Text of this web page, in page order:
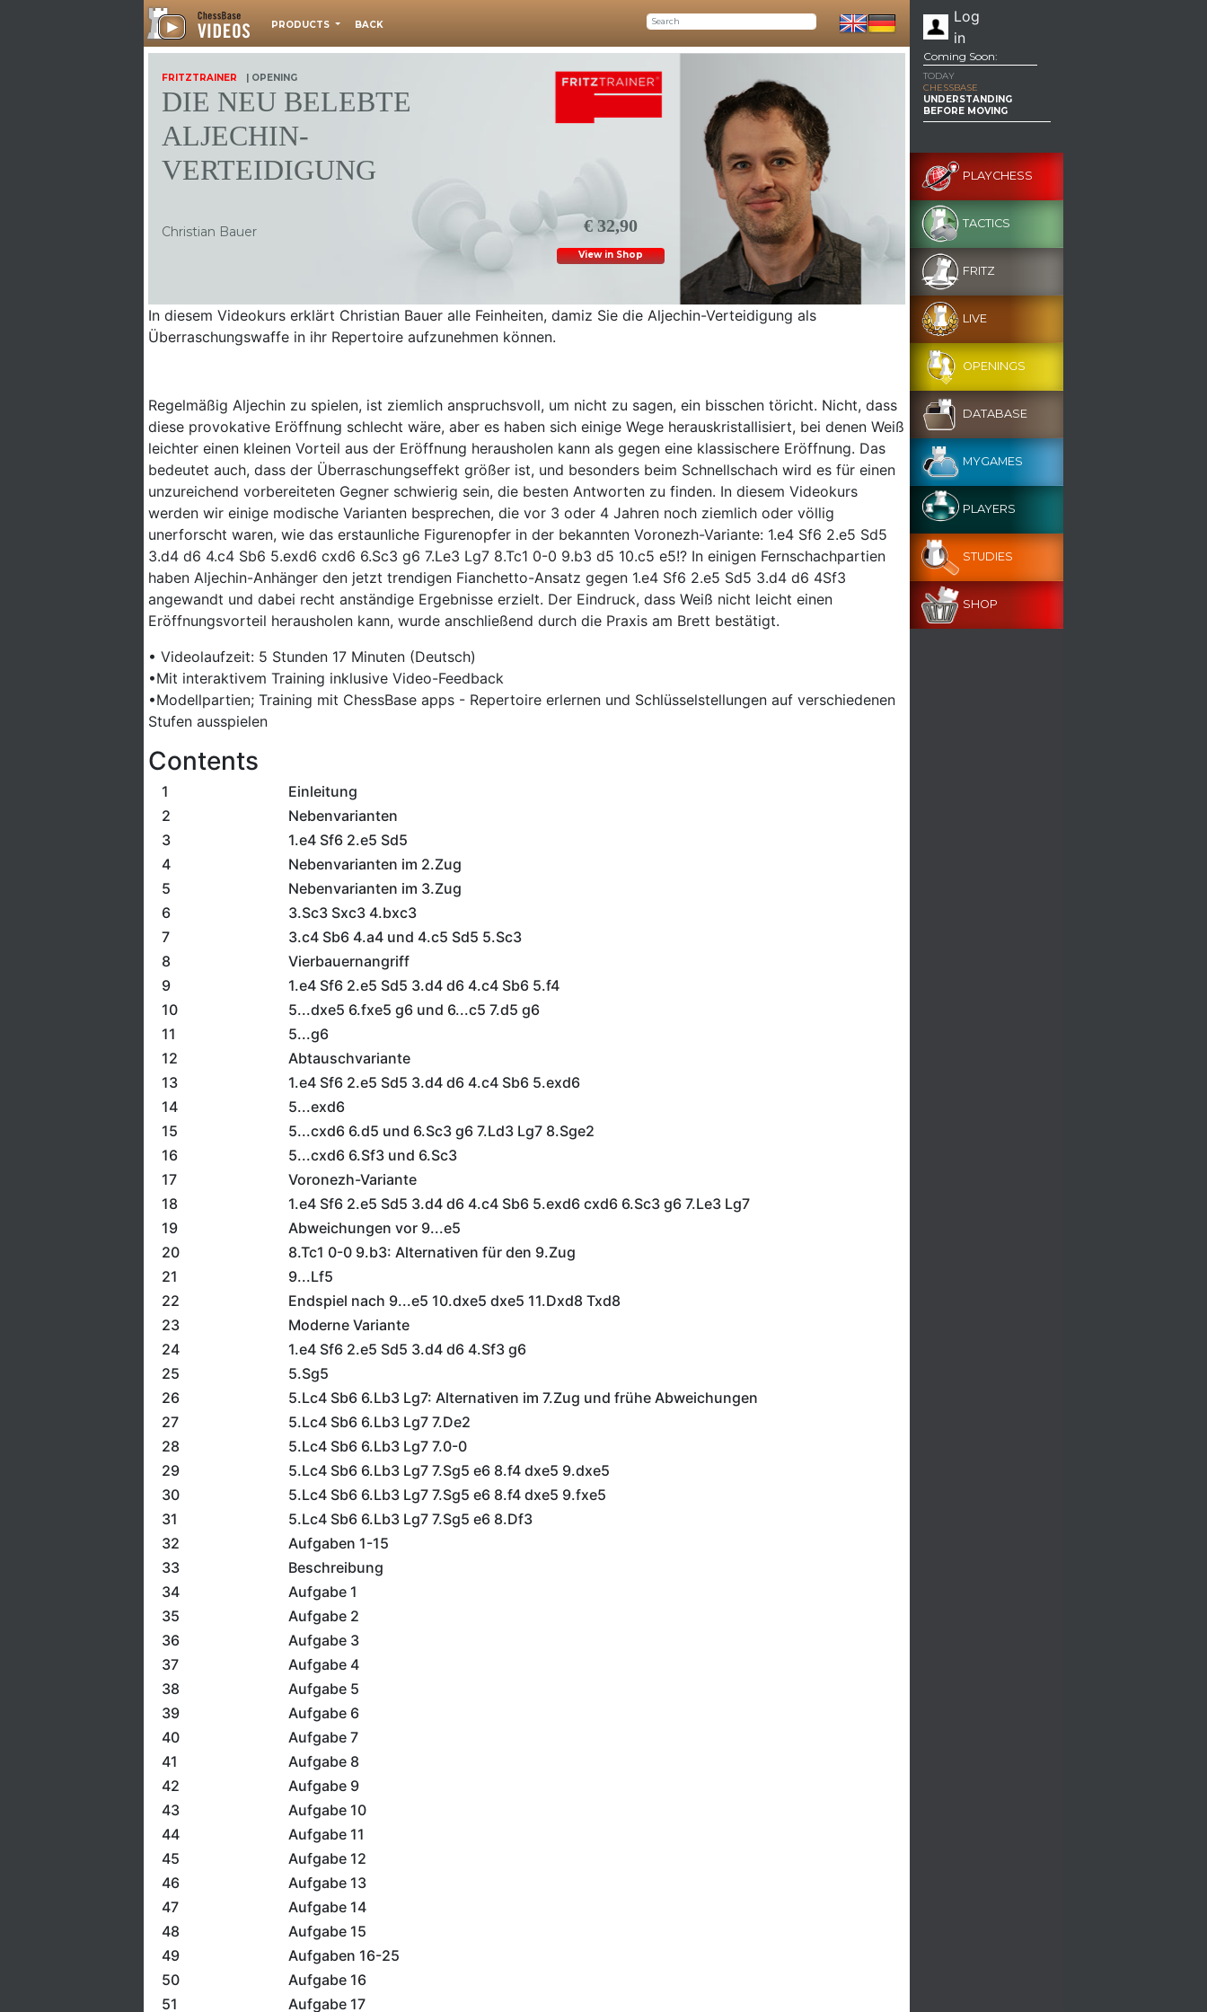
PRODUCTS BACK
Log
in
€ 32,90
View in Shop
FRITZTRAINER | OPENING
DIE NEU BELEBTE
ALJECHIN-
VERTEIDIGUNG
Christian Bauer
In diesem Videokurs erklärt Christian Bauer alle Feinheiten, damiz Sie die Aljechin-Verteidigung als
Überraschungswaffe in ihr Repertoire aufzunehmen können.
Regelmäßig Aljechin zu spielen, ist ziemlich anspruchsvoll, um nicht zu sagen, ein bisschen töricht. Nicht, dass
diese provokative Eröffnung schlecht wäre, aber es haben sich einige Wege herauskristallisiert, bei denen Weiß
leichter einen kleinen Vorteil aus der Eröffnung herausholen kann als gegen eine klassischere Eröffnung. Das
bedeutet auch, dass der Überraschungseffekt größer ist, und besonders beim Schnellschach wird es für einen
unzureichend vorbereiteten Gegner schwierig sein, die besten Antworten zu finden. In diesem Videokurs
werden wir einige modische Varianten besprechen, die vor 3 oder 4 Jahren noch ziemlich oder völlig
unerforscht waren, wie das erstaunliche Figurenopfer in der bekannten Voronezh-Variante: 1.e4 Sf6 2.e5 Sd5
3.d4 d6 4.c4 Sb6 5.exd6 cxd6 6.Sc3 g6 7.Le3 Lg7 8.Tc1 0-0 9.b3 d5 10.c5 e5!? In einigen Fernschachpartien
haben Aljechin-Anhänger den jetzt trendigen Fianchetto-Ansatz gegen 1.e4 Sf6 2.e5 Sd5 3.d4 d6 4Sf3
angewandt und dabei recht anständige Ergebnisse erzielt. Der Eindruck, dass Weiß nicht leicht einen
Eröffnungsvorteil herausholen kann, wurde anschließend durch die Praxis am Brett bestätigt.
• Videolaufzeit: 5 Stunden 17 Minuten (Deutsch)
•Mit interaktivem Training inklusive Video-Feedback
•Modellpartien; Training mit ChessBase apps - Repertoire erlernen und Schlüsselstellungen auf verschiedenen
Stufen ausspielen
Contents
1
Einleitung
2
Nebenvarianten
3
1.e4 Sf6 2.e5 Sd5
4
Nebenvarianten im 2.Zug
5
Nebenvarianten im 3.Zug
6
3.Sc3 Sxc3 4.bxc3
7
3.c4 Sb6 4.a4 und 4.c5 Sd5 5.Sc3
8
Vierbauernangriff
9
1.e4 Sf6 2.e5 Sd5 3.d4 d6 4.c4 Sb6 5.f4
10
5...dxe5 6.fxe5 g6 und 6...c5 7.d5 g6
11
5...g6
12
Abtauschvariante
13
1.e4 Sf6 2.e5 Sd5 3.d4 d6 4.c4 Sb6 5.exd6
14
5...exd6
15
5...cxd6 6.d5 und 6.Sc3 g6 7.Ld3 Lg7 8.Sge2
16
5...cxd6 6.Sf3 und 6.Sc3
17
Voronezh-Variante
18
1.e4 Sf6 2.e5 Sd5 3.d4 d6 4.c4 Sb6 5.exd6 cxd6 6.Sc3 g6 7.Le3 Lg7
19
Abweichungen vor 9...e5
20
8.Tc1 0-0 9.b3: Alternativen für den 9.Zug
21
9...Lf5
22
Endspiel nach 9...e5 10.dxe5 dxe5 11.Dxd8 Txd8
23
Moderne Variante
24
1.e4 Sf6 2.e5 Sd5 3.d4 d6 4.Sf3 g6
25
5.Sg5
26
5.Lc4 Sb6 6.Lb3 Lg7: Alternativen im 7.Zug und frühe Abweichungen
27
5.Lc4 Sb6 6.Lb3 Lg7 7.De2
28
5.Lc4 Sb6 6.Lb3 Lg7 7.0-0
29
5.Lc4 Sb6 6.Lb3 Lg7 7.Sg5 e6 8.f4 dxe5 9.dxe5
30
5.Lc4 Sb6 6.Lb3 Lg7 7.Sg5 e6 8.f4 dxe5 9.fxe5
31
5.Lc4 Sb6 6.Lb3 Lg7 7.Sg5 e6 8.Df3
32
Aufgaben 1-15
33
Beschreibung
34
Aufgabe 1
35
Aufgabe 2
36
Aufgabe 3
37
Aufgabe 4
38
Aufgabe 5
39
Aufgabe 6
40
Aufgabe 7
41
Aufgabe 8
42
Aufgabe 9
43
Aufgabe 10
44
Aufgabe 11
45
Aufgabe 12
46
Aufgabe 13
47
Aufgabe 14
48
Aufgabe 15
49
Aufgaben 16-25
50
Aufgabe 16
51
Aufgabe 17
Coming Soon:
TODAY
CHESSBASE
UNDERSTANDING
BEFORE MOVING
PLAYCHESS
TACTICS
FRITZ
LIVE
OPENINGS
DATABASE
MYGAMES
PLAYERS
STUDIES
SHOP